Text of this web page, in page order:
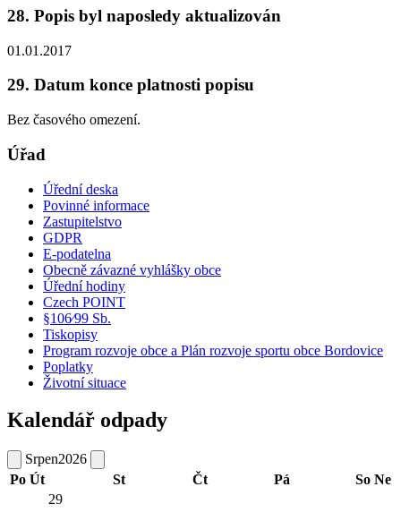
28. Popis byl naposledy aktualizován
01.01.2017
29. Datum konce platnosti popisu
Bez časového omezení.
Úřad
Úřední deska
Povinné informace
Zastupitelstvo
GDPR
E-podatelna
Obecně závazné vyhlášky obce
Úřední hodiny
Czech POINT
§106⁄99 Sb.
Tiskopisy
Program rozvoje obce a Plán rozvoje sportu obce Bordovice
Poplatky
Životní situace
Kalendář odpady
Srpen2026
Po Út St Čt Pá So Ne
29